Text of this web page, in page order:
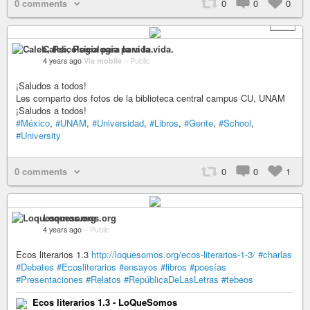
0 comments 0 0
0
+ 1
Caleb, Psicología para la vida.
4 years ago Via mobile – Public
¡Saludos a todos!
Les comparto dos fotos de la biblioteca central campus CU, UNAM
¡Saludos a todos!
#México, #UNAM, #Universidad, #Libros, #Gente, #School,
#University
0 comments 0 0 1
Loquesomos.org
4 years ago – Public
Ecos literarios 1.3 http://loquesomos.org/ecos-literarios-1-3/ #charlas
#Debates #Ecosliterarios #ensayos #libros #poesías
#Presentaciones #Relatos #RepúblicaDeLasLetras #tebeos
Ecos literarios 1.3 - LoQueSomos